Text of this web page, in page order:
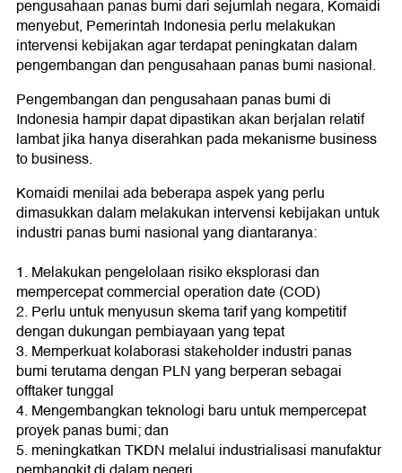
pengusahaan panas bumi dari sejumlah negara, Komaidi
menyebut, Pemerintah Indonesia perlu melakukan
intervensi kebijakan agar terdapat peningkatan dalam
pengembangan dan pengusahaan panas bumi nasional.
Pengembangan dan pengusahaan panas bumi di
Indonesia hampir dapat dipastikan akan berjalan relatif
lambat jika hanya diserahkan pada mekanisme business
to business.
Komaidi menilai ada beberapa aspek yang perlu
dimasukkan dalam melakukan intervensi kebijakan untuk
industri panas bumi nasional yang diantaranya:
1. Melakukan pengelolaan risiko eksplorasi dan
mempercepat commercial operation date (COD)
2. Perlu untuk menyusun skema tarif yang kompetitif
dengan dukungan pembiayaan yang tepat
3. Memperkuat kolaborasi stakeholder industri panas
bumi terutama dengan PLN yang berperan sebagai
offtaker tunggal
4. Mengembangkan teknologi baru untuk mempercepat
proyek panas bumi; dan
5. meningkatkan TKDN melalui industrialisasi manufaktur